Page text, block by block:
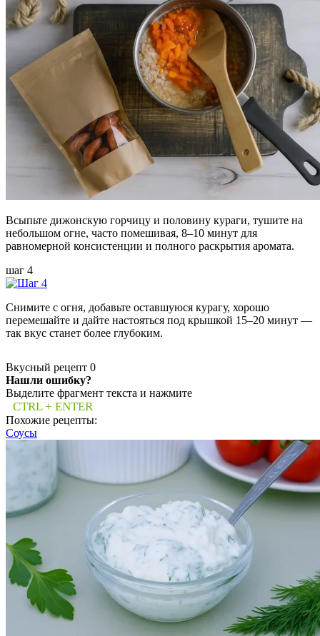
Всыпьте дижонскую горчицу и половину кураги, тушите на
небольшом огне, часто помешивая, 8–10 минут для
равномерной консистенции и полного раскрытия аромата.
шаг 4
Снимите с огня, добавьте оставшуюся курагу, хорошо
перемешайте и дайте настояться под крышкой 15–20 минут —
так вкус станет более глубоким.
Вкусный рецепт 0
Нашли ошибку?
Выделите фрагмент текста и нажмите
CTRL + ENTER
Похожие рецепты:
Соусы